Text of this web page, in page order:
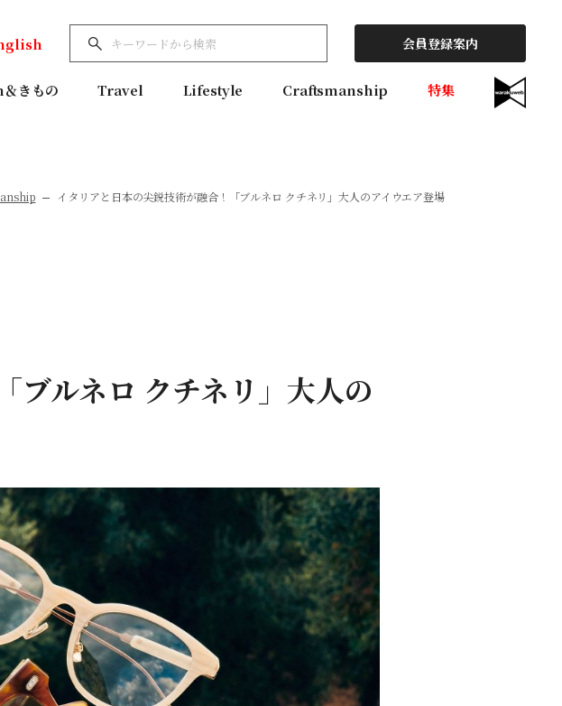
会員登録案内
きもの Travel Lifestyle Craftsmanship 特集
イタリアと日本の尖鋭技術が融合！「ブルネロ クチネリ」大人のアイウエア登場
ブルネロ クチネリ」大人の